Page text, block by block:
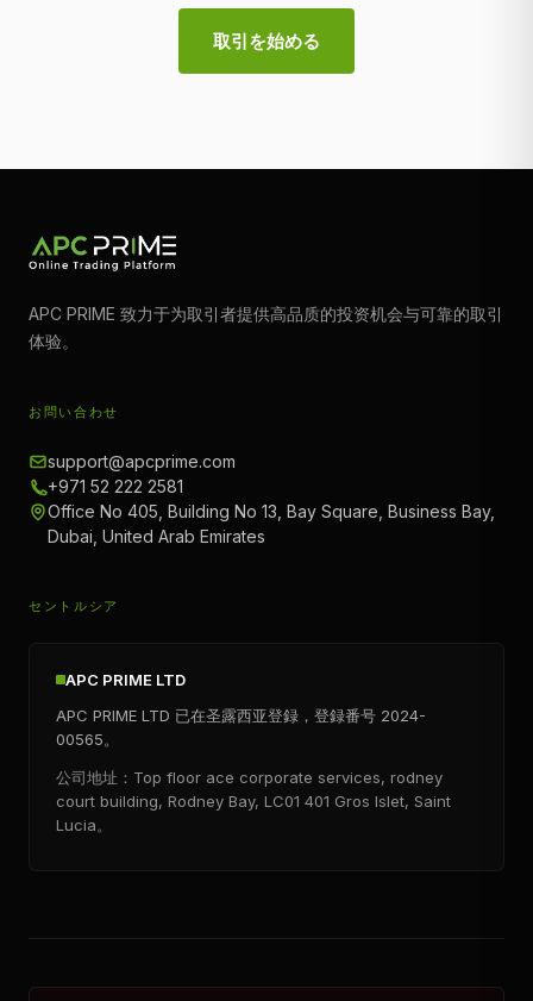
取引を始める
APC PRIME 致力于为取引者提供高品质的投资机会与可靠的取引
体验。
お問い合わせ
support@apcprime.com
+971 52 222 2581
Office No 405, Building No 13, Bay Square, Business Bay,
Dubai, United Arab Emirates
セントルシア
APC PRIME LTD
APC PRIME LTD 已在圣露西亚登録，登録番号 2024-
00565。
公司地址：Top floor ace corporate services, rodney
court building, Rodney Bay, LC01 401 Gros Islet, Saint
Lucia。